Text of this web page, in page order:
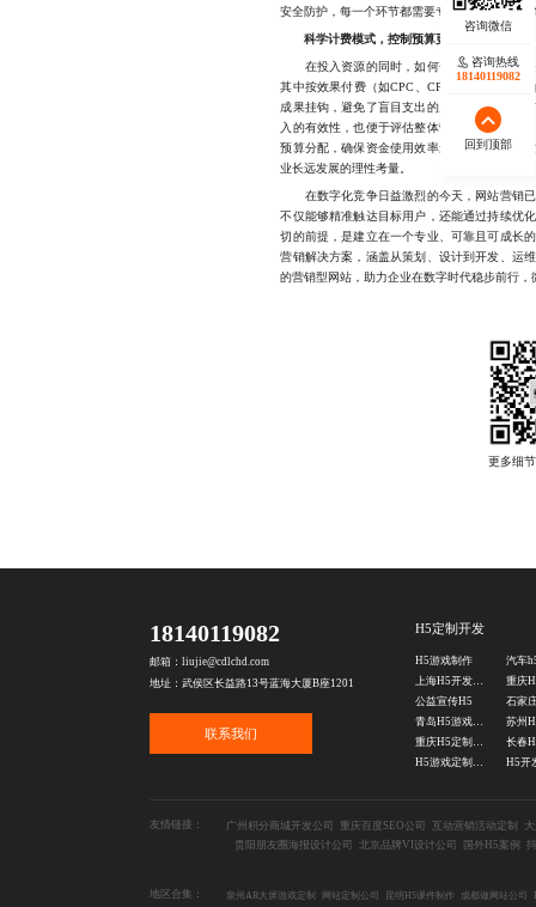
安全防护，每一个环节都需要专业把控，才能
科学计费模式，控制预算更安心
在投入资源的同时，如何合理控制成本也是
其中按效果付费（如CPC、CPA）或分阶段投
成果挂钩，避免了盲目支出的风险。例如，只
入的有效性，也便于评估整体营销成效。同时
预算分配，确保资金使用效率最大化。选择合
业长远发展的理性考量。
在数字化竞争日益激烈的今天，网站营销已
不仅能够精准触达目标用户，还能通过持续优
切的前提，是建立在一个专业、可靠且可成长
营销解决方案，涵盖从策划、设计到开发、运
的营销型网站，助力企业在数字时代稳步前行，
18140119082
邮箱：liujie@cdlchd.com
地址：武侯区长益路13号蓝海大厦B座1201
联系我们
H5定制开发
H5游戏制作
汽车
上海H5开发制作公司
重庆
公益宣传H5
石家
青岛H5游戏开发
长春
友情链接： 广州积分商城开发公司 重庆百度SEO公司 互动营销活动定制
贵阳朋友圈海报设计公司
北京品牌VI设计公司 国外H5案例
地区合集： 泉州AR大屏游戏定制 网站定制公司 昆明H5课件制作 成都做网站公司
咨询热线
18140119082
回到顶部